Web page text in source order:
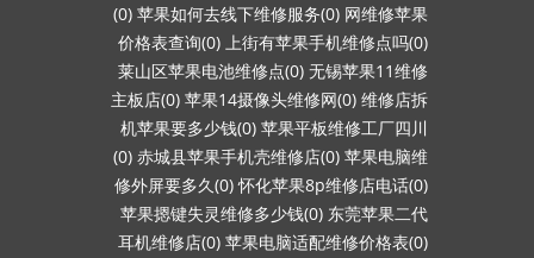
(0) 苹果如何去线下维修服务(0) 网维修苹果
价格表查询(0) 上街有苹果手机维修点吗(0)
莱山区苹果电池维修点(0) 无锡苹果11维修
主板店(0) 苹果14摄像头维修网(0) 维修店拆
机苹果要多少钱(0) 苹果平板维修工厂四川
(0) 赤城县苹果手机壳维修店(0) 苹果电脑维
修外屏要多久(0) 怀化苹果8p维修店电话(0)
苹果摁键失灵维修多少钱(0) 东莞苹果二代
耳机维修店(0) 苹果电脑适配维修价格表(0)